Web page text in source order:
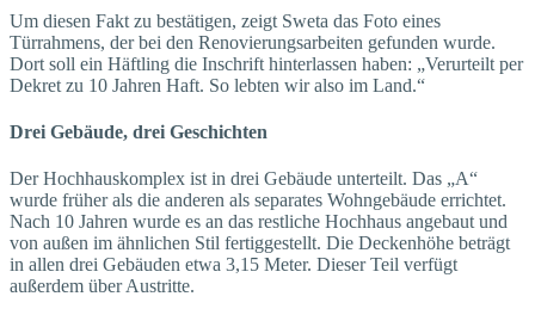
Um diesen Fakt zu bestätigen, zeigt Sweta das Foto eines
Türrahmens, der bei den Renovierungsarbeiten gefunden wurde.
Dort soll ein Häftling die Inschrift hinterlassen haben: „Verurteilt per
Dekret zu 10 Jahren Haft. So lebten wir also im Land.“
Drei Gebäude, drei Geschichten
Der Hochhauskomplex ist in drei Gebäude unterteilt. Das „A“
wurde früher als die anderen als separates Wohngebäude errichtet.
Nach 10 Jahren wurde es an das restliche Hochhaus angebaut und
von außen im ähnlichen Stil fertiggestellt. Die Deckenhöhe beträgt
in allen drei Gebäuden etwa 3,15 Meter. Dieser Teil verfügt
außerdem über Austritte.